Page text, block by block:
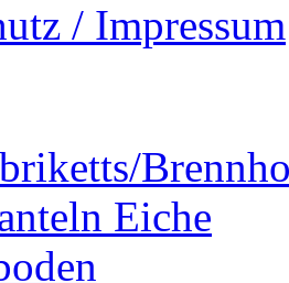
/ Impressum
Eiche